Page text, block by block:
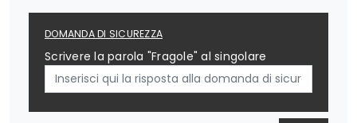
DOMANDA DI SICUREZZA
Scrivere la parola "Fragole" al singolare